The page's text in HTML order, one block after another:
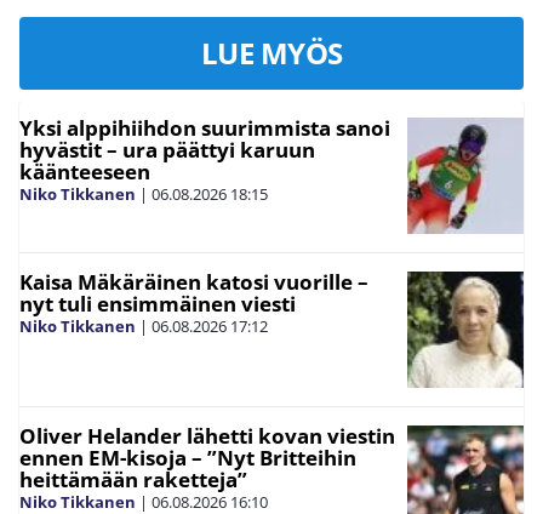
LUE MYÖS
Yksi alppihiihdon suurimmista sanoi
hyvästit – ura päättyi karuun
käänteeseen
Niko Tikkanen | 06.08.2026 18:15
Kaisa Mäkäräinen katosi vuorille –
nyt tuli ensimmäinen viesti
Niko Tikkanen | 06.08.2026 17:12
Oliver Helander lähetti kovan viestin
ennen EM-kisoja – ”Nyt Britteihin
heittämään raketteja”
Niko Tikkanen | 06.08.2026 16:10